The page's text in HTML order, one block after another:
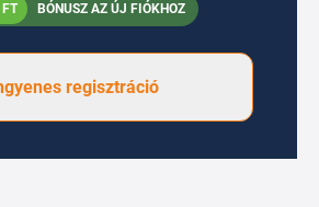
BÓNUSZ AZ ÚJ FIÓKHOZ
regisztráció